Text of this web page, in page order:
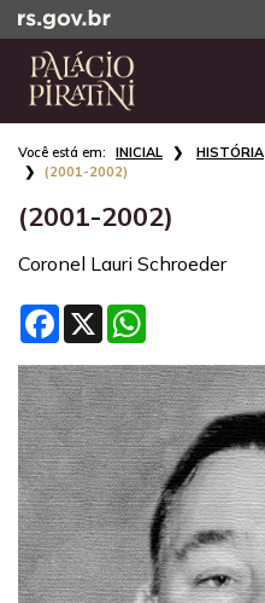
para
conteúdo
Ir
para
menu
para
busca
INICIAL HISTÓRIA
(2001-2002)
(2001-2002)
Coronel Lauri Schroeder
Facebook
X